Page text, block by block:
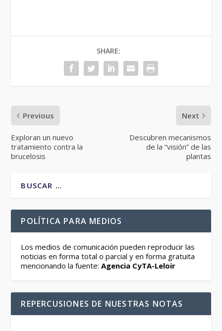
SHARE:
Previous
Exploran un nuevo
tratamiento contra la
brucelosis
Next
Descubren mecanismos
de la “visión” de las
plantas
POLÍTICA PARA MEDIOS
Los medios de comunicación pueden reproducir las
noticias en forma total o parcial y en forma gratuita
mencionando la fuente:Agencia CyTA-Leloir
REPERCUSIONES DE NUESTRAS NOTAS